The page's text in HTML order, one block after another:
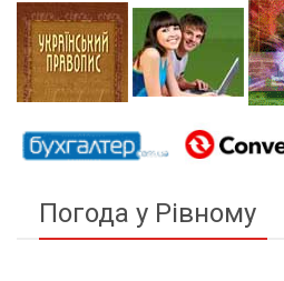
Погода у Рівному